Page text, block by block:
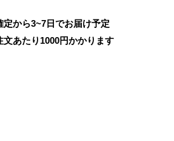
定から3~7日でお届け予定
文あたり 1000円かかります